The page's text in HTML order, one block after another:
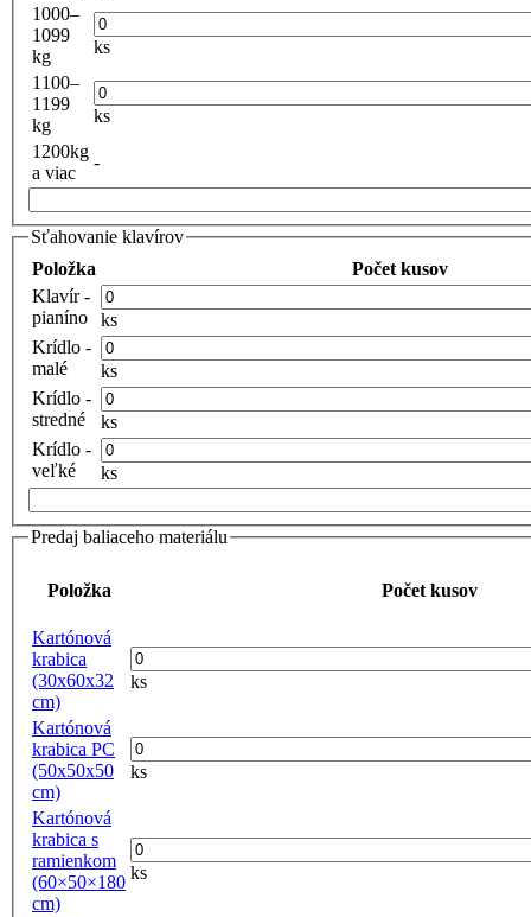
1000–
1099
kg
ks
1100–
1199
kg
ks
1200kg
a viac
-
Sťahovanie klavírov
Položka
Počet kusov
Klavír -
pianíno
ks
Krídlo -
malé
ks
Krídlo -
stredné
ks
Krídlo -
veľké
ks
Predaj baliaceho materiálu
Položka Počet kusov
Kartónová
krabica
(30x60x32
cm)
ks
Kartónová
krabica PC
(50x50x50
cm)
ks
Kartónová
krabica s
ramienkom
(60×50×180
cm)
ks